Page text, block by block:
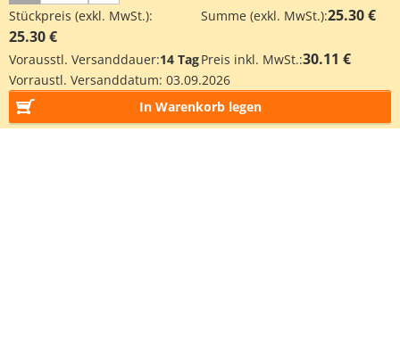
Stückpreis (exkl. MwSt.):
25.30 €
Summe (exkl. MwSt.):25.30 €
Vorausstl. Versanddauer:14 TagPreis inkl. MwSt.:30.11 €
Vorraustl. Versanddatum: 03.09.2026
In Warenkorb legen